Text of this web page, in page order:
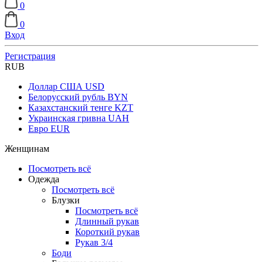
0
0
Вход
Регистрация
RUB
Доллар США USD
Белорусский рубль BYN
Казахстанский тенге KZT
Украинская гривна UAH
Евро EUR
Женщинам
Посмотреть всё
Одежда
Посмотреть всё
Блузки
Посмотреть всё
Длинный рукав
Короткий рукав
Рукав 3/4
Боди